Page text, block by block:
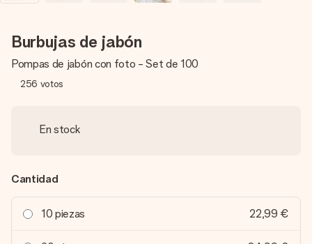
Burbujas de jabón
Pompas de jabón con foto - Set de 100
256 votos
En stock
Cantidad
10 piezas 22,99 €